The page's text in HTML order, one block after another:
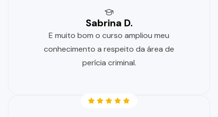
Sabrina D.
E muito bom o curso ampliou meu
conhecimento a respeito da área de
perícia criminal.